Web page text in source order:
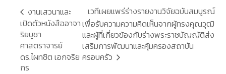
งานเสวนาและ
เปิดตัวหนังสืออาจา
ริยบูชา
ศาสตราจารย์
ดร.ไผทชิต เอกจริย
กร
เวทีเผยแพร่ร่างรายงานวิจัยฉบับสมบูรณ์
เพื่อรับความความคิดเห็นจากผู้ทรงคุณวุฒิ
และผู้ที่เกี่ยวข้องกับร่างพระราชบัญญัติส่ง
เสริมการพัฒนาและคุ้มครองสถาบัน
ครอบครัว